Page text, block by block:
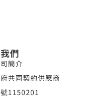
們
簡介
共同契約供應商
1150201